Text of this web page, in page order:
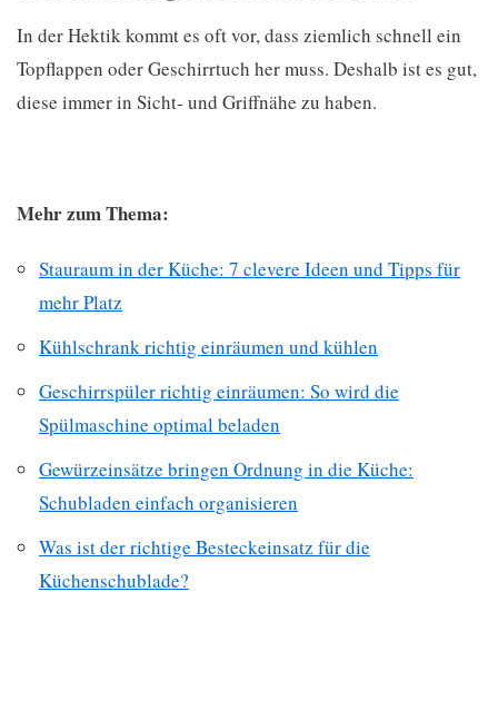
In der Hektik kommt es oft vor, dass ziemlich schnell ein
Topflappen oder Geschirrtuch her muss. Deshalb ist es gut,
diese immer in Sicht- und Griffnähe zu haben.
Mehr zum Thema:
Stauraum in der Küche: 7 clevere Ideen und Tipps für
mehr Platz
Kühlschrank richtig einräumen und kühlen
Geschirrspüler richtig einräumen: So wird die
Spülmaschine optimal beladen
Gewürzeinsätze bringen Ordnung in die Küche:
Schubladen einfach organisieren
Was ist der richtige Besteckeinsatz für die
Küchenschublade?